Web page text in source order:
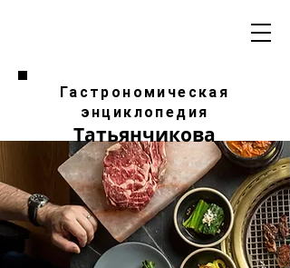
Гастрономическая
энциклопедия
Татьянчикова